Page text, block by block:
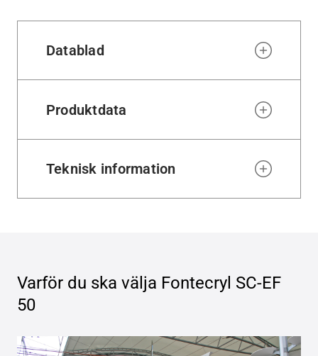
Datablad
Produktdata
Teknisk information
Varför du ska välja Fontecryl SC-EF
50